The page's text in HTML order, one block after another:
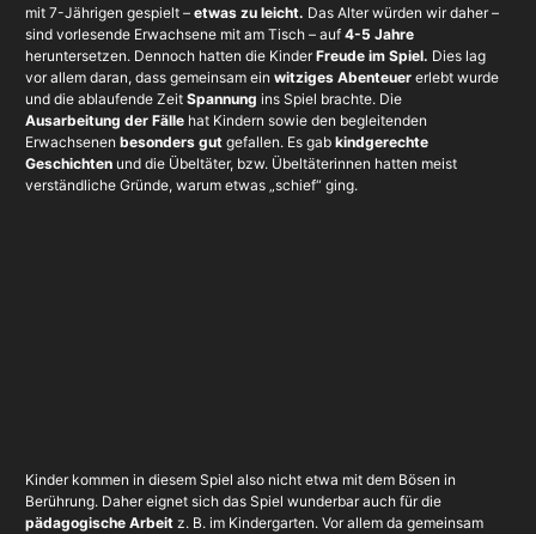
mit 7-Jährigen gespielt – etwas zu leicht. Das Alter würden wir daher –
sind vorlesende Erwachsene mit am Tisch – auf 4-5 Jahre
heruntersetzen. Dennoch hatten die KinderFreude im Spiel. Dies lag
vor allem daran, dass gemeinsam ein witziges Abenteuererlebt wurde
und die ablaufende Zeit Spannung ins Spiel brachte. Die
Ausarbeitung der Fällehat Kindern sowie den begleitenden
Erwachsenen besonders gutgefallen. Es gab kindgerechte
Geschichtenund die Übeltäter, bzw. Übeltäterinnen hatten meist
verständliche Gründe, warum etwas „schief“ ging.
Kinder kommen in diesem Spiel also nicht etwa mit dem Bösen in
Berührung. Daher eignet sich das Spiel wunderbar auch für die
pädagogische Arbeitz. B. im Kindergarten. Vor allem da gemeinsam